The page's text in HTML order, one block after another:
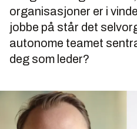
organisasjoner er i
jobbe på står det
autonome teamet
deg som leder?